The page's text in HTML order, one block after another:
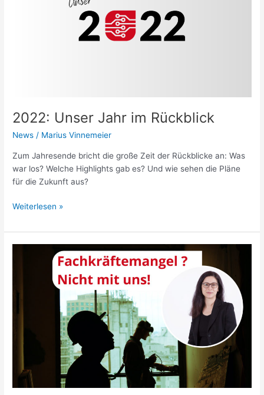
2022: Unser Jahr im Rückblick
News / Marius Vinnemeier
Zum Jahresende bricht die große Zeit der Rückblicke an: Was
war los? Welche Highlights gab es? Und wie sehen die Pläne
für die Zukunft aus?
Weiterlesen »
Digitalisierung